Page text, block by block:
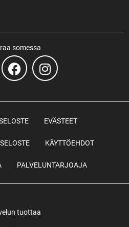
somessa
EVÄSTEET
KÄYTTÖEHDOT
PALVELUNTARJOAJA
tuottaa